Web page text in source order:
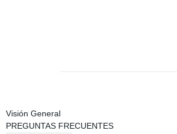
Visión General
PREGUNTAS FRECUENTES